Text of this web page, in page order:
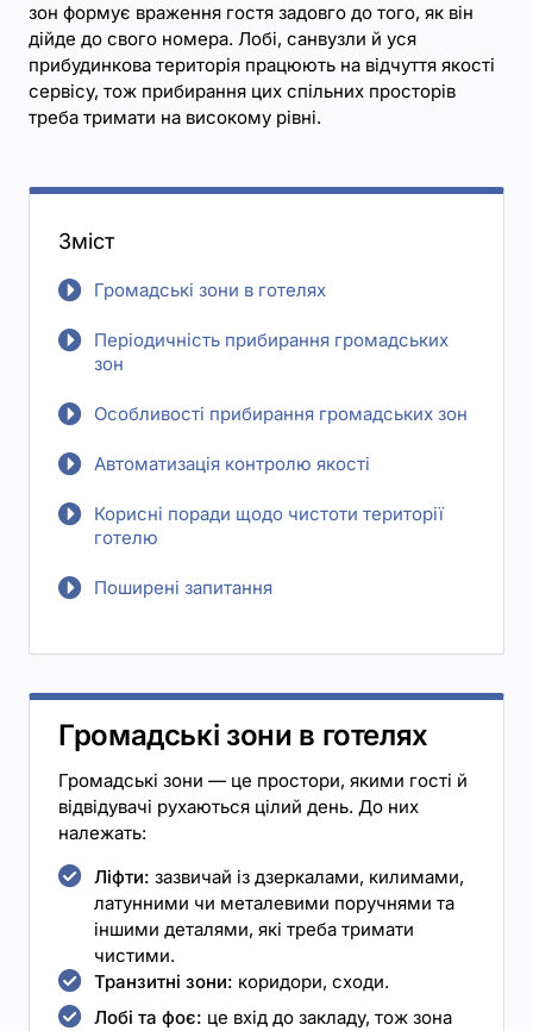
зон формує враження гостя задовго до того, як він
дійде до свого номера. Лобі, санвузли й уся
прибудинкова територія працюють на відчуття якості
сервісу, тож прибирання цих спільних просторів
треба тримати на високому рівні.
Зміст
Громадські зони в готелях
Періодичність прибирання громадських
зон
Особливості прибирання громадських зон
Автоматизація контролю якості
Корисні поради щодо чистоти території
готелю
Поширені запитання
Громадські зони в готелях
Громадські зони — це простори, якими гості й
відвідувачі рухаються цілий день. До них
належать:
Ліфти: зазвичай із дзеркалами, килимами,
латунними чи металевими поручнями та
іншими деталями, які треба тримати
чистими.
Транзитні зони: коридори, сходи.
Лобі та фоє: це вхід до закладу, тож зона